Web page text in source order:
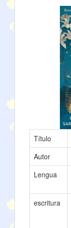
Título
Autor
Lengua
escritura